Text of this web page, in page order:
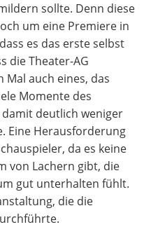
sollte. Denn diese
um eine Premiere in
es das erste selbst
die Theater-AG
auch eines, das
Momente des
deutlich weniger
Eine Herausforderung
da es keine
von Lachern gibt, die
gut unterhalten fühlt.
die die